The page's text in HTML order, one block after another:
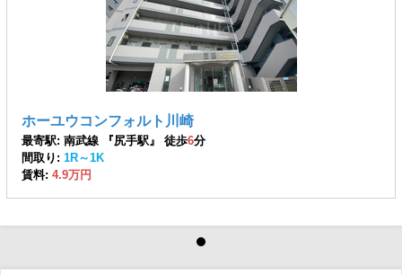
ホーユウコンフォルト川崎
最寄駅: 南武線 『尻手駅』 徒歩6分
間取り: 1R～1K
賃料: 4.9万円